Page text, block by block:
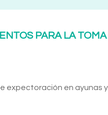
PARA LA
en ayunas y